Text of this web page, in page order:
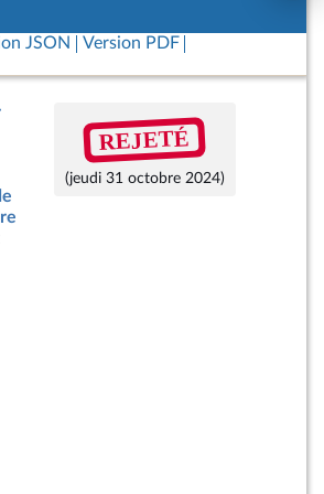
JSON
Version PDF
REJETÉ
(jeudi 31 octobre 2024)